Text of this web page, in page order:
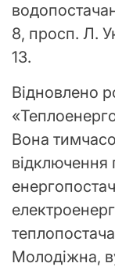
8, просп. Л.
13.
Відновлено
Вона
Молодіжна,